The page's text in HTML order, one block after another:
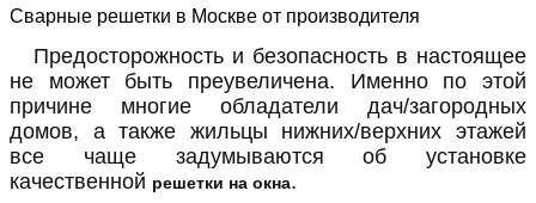
Сварные решетки в Москве от производителя
Предосторожность и безопасность в настоящее
не может быть преувеличена. Именно по этой
причине многие обладатели дач/загородных
домов, а также жильцы нижних/верхних этажей
все чаще задумываются об установке
качественной решетки на окна.